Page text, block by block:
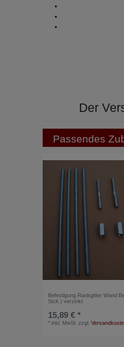
Der
Passendes
Befestigung Rankgitter Wand
Stck.) verzinkt
15,89 € *
* inkl. MwSt. zzgl.